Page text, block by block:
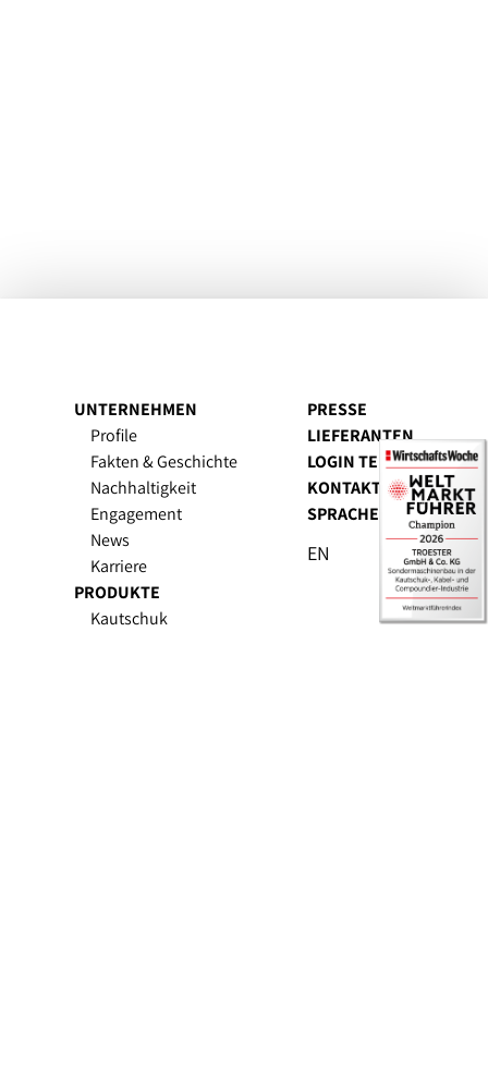
UNTERNEHMEN
Profile
Fakten & Geschichte
Nachhaltigkeit
Engagement
News
Karriere
PRODUKTE
Kautschuk
PRESSE
LIEFERANTEN
LOGIN TEESIS
KONTAKT
SPRACHE
EN